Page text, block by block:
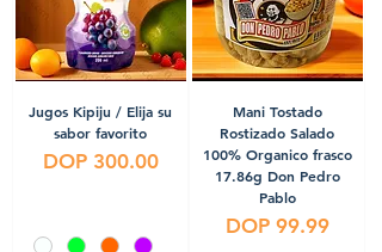
Jugos Kipiju / Elija su
sabor favorito
Precio
DOP 300.00
Mani Tostado
Rostizado Salado
100% Organico frasco
17.86g Don Pedro
Pablo
Precio
DOP 99.99